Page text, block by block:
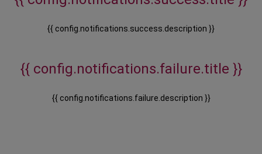
{{ config.notifications.success.description }}
{{ config.notifications.failure.title }}
{{ config.notifications.failure.description }}